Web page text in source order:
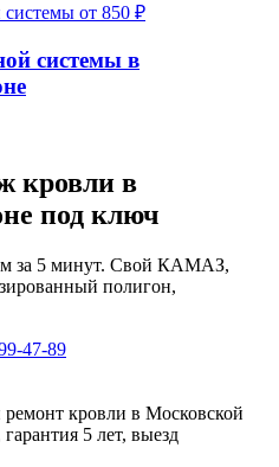
от 850 ₽
системы в
кровли в
под ключ
за 5 минут. Свой КАМАЗ,
полигон,
47-89
кровли в Московской
5 лет, выезд